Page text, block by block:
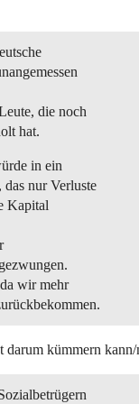
die noch
hat.
in ein
nur Verluste
Kapital
wir mehr
darum kümmern